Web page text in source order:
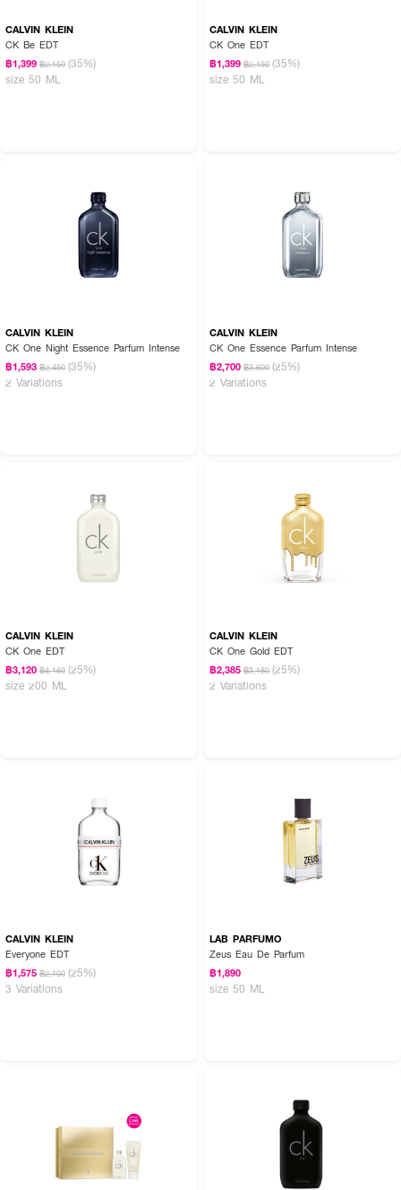
CALVIN KLEIN
CK Be EDT
฿1,399 ฿2,150 (35%)
size 50 ML
CALVIN KLEIN
CK One EDT
฿1,399 ฿2,150 (35%)
size 50 ML
CALVIN KLEIN
CK One Night Essence Parfum Intense
฿1,593 ฿2,450 (35%)
2 Variations
CALVIN KLEIN
CK One Essence Parfum Intense
฿2,700 ฿3,600 (25%)
2 Variations
CALVIN KLEIN
CK One EDT
฿3,120 ฿4,160 (25%)
size 200 ML
CALVIN KLEIN
CK One Gold EDT
฿2,385 ฿3,180 (25%)
2 Variations
CALVIN KLEIN
Everyone EDT
฿1,575 ฿2,100 (25%)
3 Variations
LAB PARFUMO
Zeus Eau De Parfum
฿1,890
size 50 ML